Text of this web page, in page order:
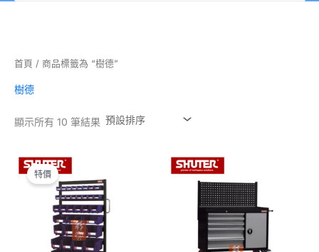
首頁 / 商品標籤為 “樹德”
樹德
顯示所有 10 筆結果
特價
原
始
價
格：
NT$12,121。
價
NT$10,580。
到